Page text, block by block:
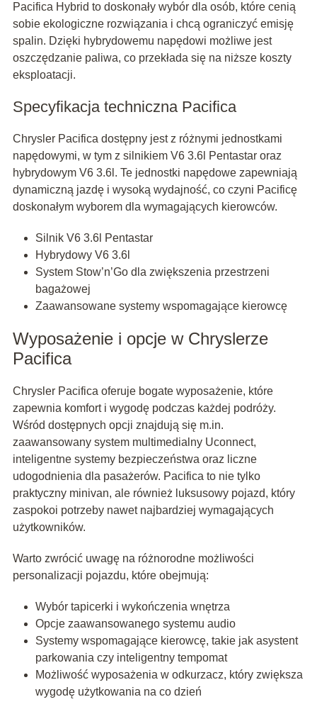
Pacifica Hybrid to doskonały wybór dla osób, które cenią
sobie ekologiczne rozwiązania i chcą ograniczyć emisję
spalin. Dzięki hybrydowemu napędowi możliwe jest
oszczędzanie paliwa, co przekłada się na niższe koszty
eksploatacji.
Specyfikacja techniczna Pacifica
Chrysler Pacifica dostępny jest z różnymi jednostkami
napędowymi, w tym z silnikiem V6 3.6l Pentastar oraz
hybrydowym V6 3.6l. Te jednostki napędowe zapewniają
dynamiczną jazdę i wysoką wydajność, co czyni Pacificę
doskonałym wyborem dla wymagających kierowców.
Silnik V6 3.6l Pentastar
Hybrydowy V6 3.6l
System Stow’n’Go dla zwiększenia przestrzeni
bagażowej
Zaawansowane systemy wspomagające kierowcę
Wyposażenie i opcje w Chryslerze
Pacifica
Chrysler Pacifica oferuje bogate wyposażenie, które
zapewnia komfort i wygodę podczas każdej podróży.
Wśród dostępnych opcji znajdują się m.in.
zaawansowany system multimedialny Uconnect,
inteligentne systemy bezpieczeństwa oraz liczne
udogodnienia dla pasażerów. Pacifica to nie tylko
praktyczny minivan, ale również luksusowy pojazd, który
zaspokoi potrzeby nawet najbardziej wymagających
użytkowników.
Warto zwrócić uwagę na różnorodne możliwości
personalizacji pojazdu, które obejmują:
Wybór tapicerki i wykończenia wnętrza
Opcje zaawansowanego systemu audio
Systemy wspomagające kierowcę, takie jak asystent
parkowania czy inteligentny tempomat
Możliwość wyposażenia w odkurzacz, który zwiększa
wygodę użytkowania na co dzień